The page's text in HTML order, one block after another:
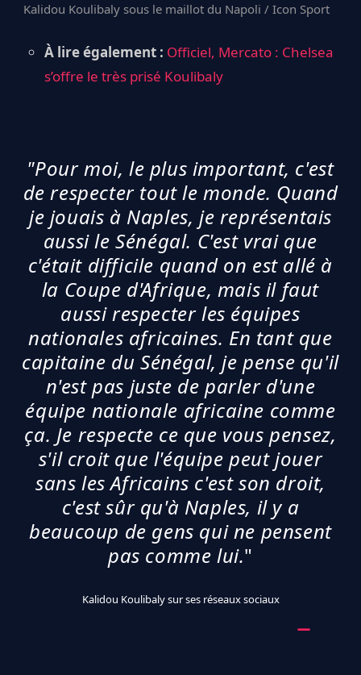
Kalidou Koulibaly sous le maillot du Napoli / Icon Sport
À lire également : Officiel, Mercato : Chelsea
s’offre le très prisé Koulibaly
"Pour moi, le plus important, c'est
de respecter tout le monde. Quand
je jouais à Naples, je représentais
aussi le Sénégal. C'est vrai que
c'était difficile quand on est allé à
la Coupe d'Afrique, mais il faut
aussi respecter les équipes
nationales africaines. En tant que
capitaine du Sénégal, je pense qu'il
n'est pas juste de parler d'une
équipe nationale africaine comme
ça. Je respecte ce que vous pensez,
s'il croit que l'équipe peut jouer
sans les Africains c'est son droit,
c'est sûr qu'à Naples, il y a
beaucoup de gens qui ne pensent
pas comme lui."
Kalidou Koulibaly sur ses réseaux sociaux